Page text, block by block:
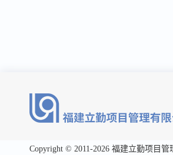
Copyright © 2011-2026 福建立勤项目管